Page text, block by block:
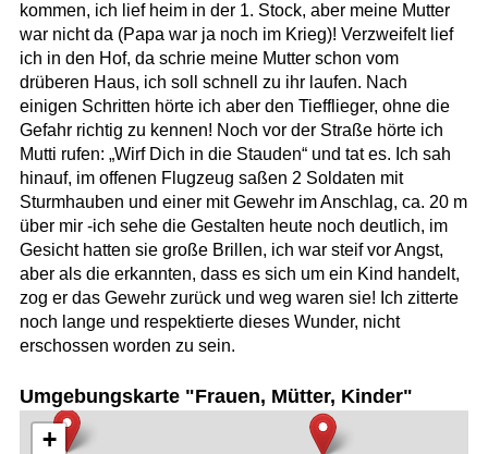
kommen, ich lief heim in der 1. Stock, aber meine Mutter
war nicht da (Papa war ja noch im Krieg)! Verzweifelt lief
ich in den Hof, da schrie meine Mutter schon vom
drüberen Haus, ich soll schnell zu ihr laufen. Nach
einigen Schritten hörte ich aber den Tiefflieger, ohne die
Gefahr richtig zu kennen! Noch vor der Straße hörte ich
Mutti rufen: „Wirf Dich in die Stauden“ und tat es. Ich sah
hinauf, im offenen Flugzeug saßen 2 Soldaten mit
Sturmhauben und einer mit Gewehr im Anschlag, ca. 20 m
über mir -ich sehe die Gestalten heute noch deutlich, im
Gesicht hatten sie große Brillen, ich war steif vor Angst,
aber als die erkannten, dass es sich um ein Kind handelt,
zog er das Gewehr zurück und weg waren sie! Ich zitterte
noch lange und respektierte dieses Wunder, nicht
erschossen worden zu sein.
Umgebungskarte "Frauen, Mütter, Kinder"
+